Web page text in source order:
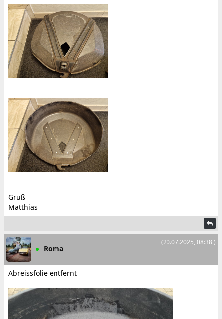
Gruß
Matthias
(20.07.2025, 08:38 )
Roma
Abreissfolie entfernt